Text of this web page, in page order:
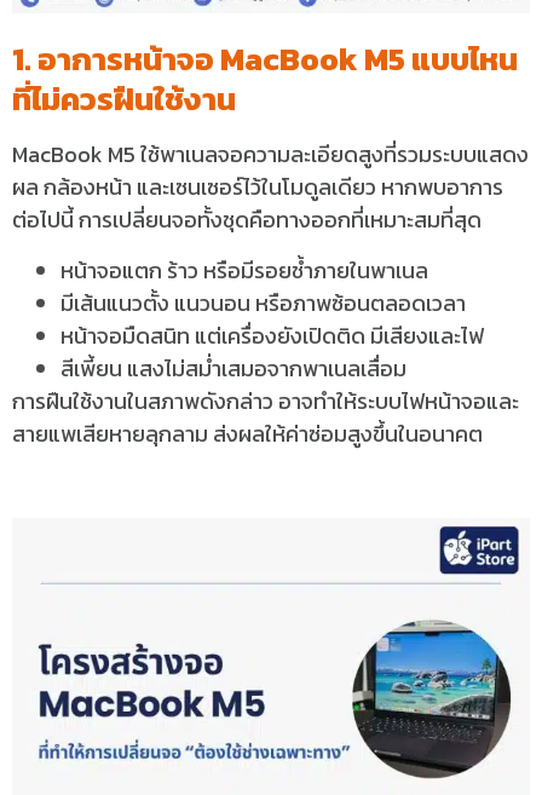
1. อาการหน้าจอ MacBook M5 แบบไหน
ที่ไม่ควรฝืนใช้งาน
MacBook M5 ใช้พาเนลจอความละเอียดสูงที่รวมระบบแสดง
ผล กล้องหน้า และเซนเซอร์ไว้ในโมดูลเดียว หากพบอาการ
ต่อไปนี้ การเปลี่ยนจอทั้งชุดคือทางออกที่เหมาะสมที่สุด
หน้าจอแตก ร้าว หรือมีรอยช้ำภายในพาเนล
มีเส้นแนวตั้ง แนวนอน หรือภาพซ้อนตลอดเวลา
หน้าจอมืดสนิท แต่เครื่องยังเปิดติด มีเสียงและไฟ
สีเพี้ยน แสงไม่สม่ำเสมอจากพาเนลเสื่อม
การฝืนใช้งานในสภาพดังกล่าว อาจทำให้ระบบไฟหน้าจอและ
สายแพเสียหายลุกลาม ส่งผลให้ค่าซ่อมสูงขึ้นในอนาคต